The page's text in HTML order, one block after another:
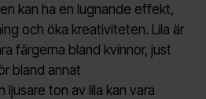
kan ha en lugnande effekt,
och öka kreativiteten. Lila är
färgerna bland kvinnor, just
bland annat
ljusare ton av lila kan vara